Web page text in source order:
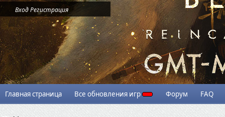
ВходРегистрация
Главная страница Все обновления игр Форум FAQ